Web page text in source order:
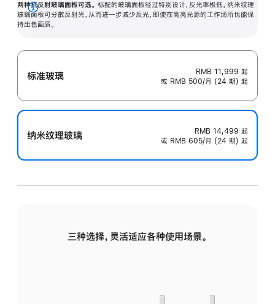
两种抗反射玻璃面板可选。 标配的玻璃面板经过特别设计，反光率极低。纳米纹理
玻璃面板可分散反射光，从而进一步减少反光，即使在高亮光源的工作场所也能保
持出色画质。
展
开
标准玻璃 RMB 11,999 起
或 RMB 500/月 (24 期) 起
纳米纹理玻璃 RMB 14,499 起
或 RMB 605/月 (24 期) 起
三种选择，灵活适应各种使用场景。